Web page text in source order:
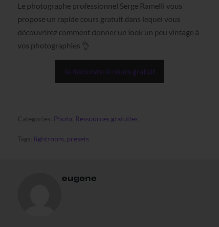
Le photographe professionnel Serge Ramelli vous
propose un rapide cours gratuit dans lequel vous
découvrirez comment donner un look un peu vintage à
vos photographies 👌
Je découvre le cours gratuit
Categories: Photo, Ressources gratuites
Tags: lightroom presets
eugene